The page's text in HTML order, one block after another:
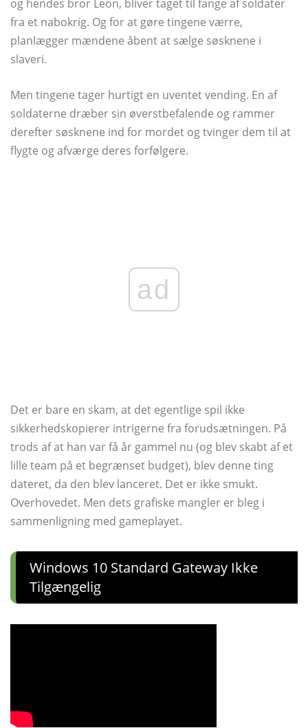
og hendes bror Leon, bliver taget til fange af soldater
fra et nabokrig. Og for at gøre tingene værre,
planlægger mændene åbent at sælge søsknene i
slaveri.
Men tingene tager hurtigt en uventet vending. En af
soldaterne dræber sin øverstbefalende og rammer
derefter søsknene ind for mordet og tvinger dem til at
flygte og afværge deres forfølgere.
ad
Det er bare en skam, at det egentlige spil ikke
sikkerhedskopierer intrigerne fra forudsætningen. På
trods af at han var få år gammel nu (og blev skabt af et
lille team på et begrænset budget), blev denne ting
dateret, da den blev lanceret. Det er ikke smukt.
Overhovedet. Men dets grafiske mangler er bleg i
sammenligning med gameplayet.
Windows 10 Standard Gateway Ikke
Tilgængelig